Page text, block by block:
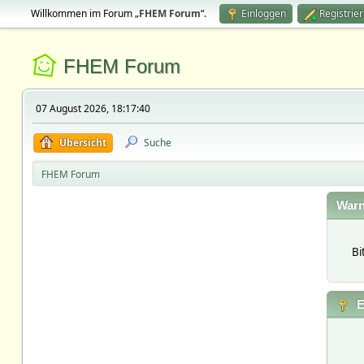
Willkommen im Forum „FHEM Forum“. Einloggen
FHEM Forum
07 August 2026, 18:17:40
Übersicht Suche
FHEM Forum